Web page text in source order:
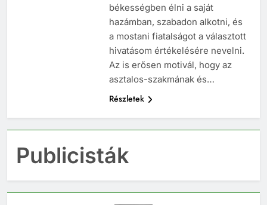
békességben élni a saját
hazámban, szabadon alkotni, és
a mostani fiatalságot a választott
hivatásom értékelésére nevelni.
Az is erősen motivál, hogy az
asztalos-szakmának és…
Részletek
Publicisták